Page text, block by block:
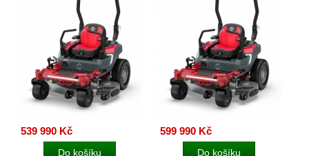
539 990 Kč 599 990 Kč